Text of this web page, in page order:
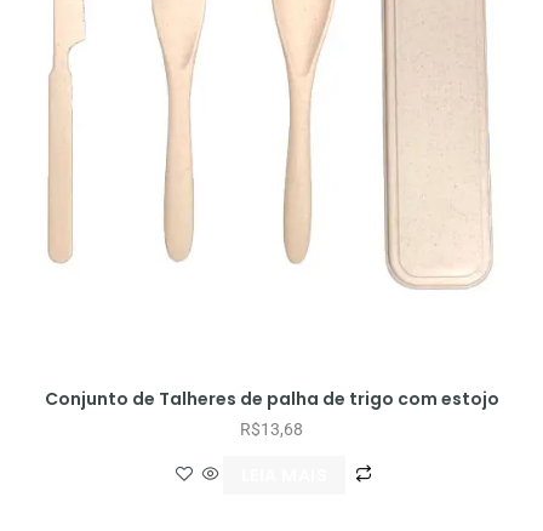
Conjunto de Talheres de palha de trigo com estojo
R$13,68